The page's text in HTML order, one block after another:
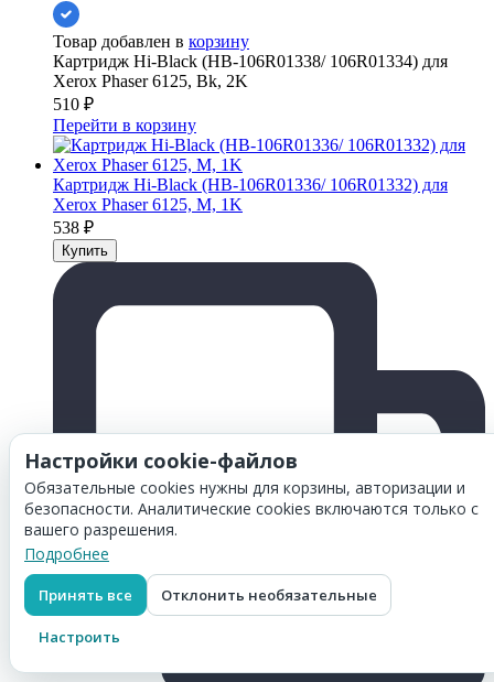
Товар добавлен в корзину
Картридж Hi-Black (HB-106R01338/ 106R01334) для
Xerox Phaser 6125, Bk, 2K
510 ₽
Перейти в корзину
Картридж Hi-Black (HB-106R01336/ 106R01332) для
Xerox Phaser 6125, M, 1K
538 ₽
Настройки cookie-файлов
Обязательные cookies нужны для корзины, авторизации и
безопасности. Аналитические cookies включаются только с
вашего разрешения.
Подробнее
Принять все Отклонить необязательные
Настроить